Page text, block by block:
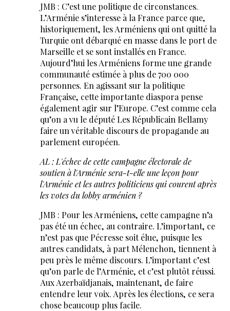
JMB : C’est une politique de circonstances.
L’Arménie s’interesse à la France parce que,
historiquement, les Arméniens qui ont quitté la
Turquie ont débarqué en masse dans le port de
Marseille et se sont installés en France.
Aujourd’hui les Arméniens forme une grande
communauté estimée à plus de 700 000
personnes. En agissant sur la politique
Française, cette importante diaspora pense
également agir sur l’Europe. C’est comme cela
qu’on a vu le député Les Républicain Bellamy
faire un véritable discours de propagande au
parlement européen.
AL : L'échec de cette campagne électorale de
soutien à l'Arménie sera-t-elle une leçon pour
l'Arménie et les autres politiciens qui courent après
les votes du lobby arménien ?
JMB : Pour les Arméniens, cette campagne n’a
pas été un échec, au contraire. L’important, ce
n’est pas que Pécresse soit élue, puisque les
autres candidats, à part Mélenchon, tiennent à
peu près le même discours. L’important c’est
qu’on parle de l’Arménie, et c’est plutôt réussi.
Aux Azerbaïdjanais, maintenant, de faire
entendre leur voix. Après les élections, ce sera
chose beaucoup plus facile.